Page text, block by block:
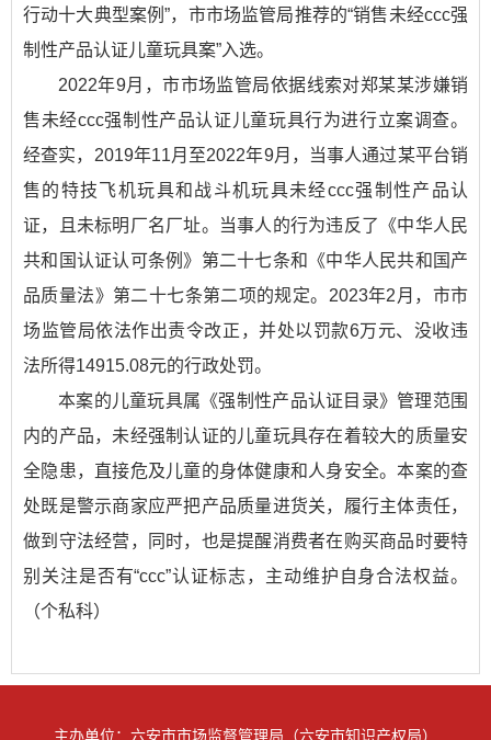
行动十大典型案例”，市市场监管局推荐的“销售未经ccc强
制性产品认证儿童玩具案”入选。
2022年9月，市市场监管局依据线索对郑某某涉嫌销
售未经ccc强制性产品认证儿童玩具行为进行立案调查。
经查实，2019年11月至2022年9月，当事人通过某平台销
售的特技飞机玩具和战斗机玩具未经ccc强制性产品认
证，且未标明厂名厂址。当事人的行为违反了《中华人民
共和国认证认可条例》第二十七条和《中华人民共和国产
品质量法》第二十七条第二项的规定。2023年2月，市市
场监管局依法作出责令改正，并处以罚款6万元、没收违
法所得14915.08元的行政处罚。
本案的儿童玩具属《强制性产品认证目录》管理范围
内的产品，未经强制认证的儿童玩具存在着较大的质量安
全隐患，直接危及儿童的身体健康和人身安全。本案的查
处既是警示商家应严把产品质量进货关，履行主体责任，
做到守法经营，同时，也是提醒消费者在购买商品时要特
别关注是否有“ccc”认证标志，主动维护自身合法权益。
（个私科）
主办单位：六安市市场监督管理局（六安市知识产权局）